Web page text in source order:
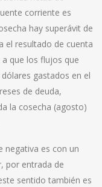
corriente es
hay superávit de
el resultado de cuenta
que los flujos que
gastados en el
de deuda,
la cosecha (agosto)
negativa es con un
por entrada de
sentido también es